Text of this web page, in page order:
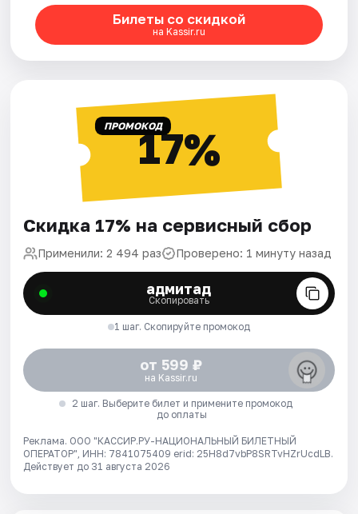
Билеты со скидкой
на Kassir.ru
ПРОМОКОД17%
Скидка 17% на сервисный сбор
Применили: 2 494 раз Проверено: 1 минуту назад
адмитад
Скопировать
1 шаг. Скопируйте промокод
от 599 ₽
на Kassir.ru
2 шаг. Выберите билет и примените промокод
до оплаты
Реклама. ООО "КАССИР.РУ-НАЦИОНАЛЬНЫЙ БИЛЕТНЫЙ
ОПЕРАТОР", ИНН: 7841075409 erid: 25H8d7vbP8SRTvHZrUcdLB.
Действует до 31 августа 2026